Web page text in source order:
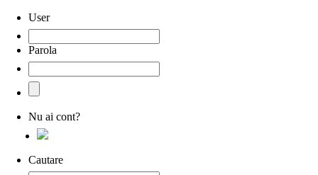
User
Parola
Nu ai cont?
Cautare